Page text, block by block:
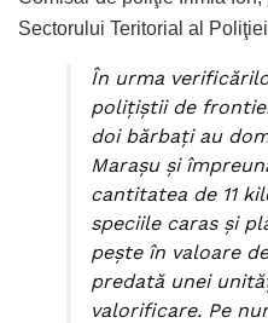
Sectorului Teritorial al
În urma
poliţiştii de
doi bărbaţi au
Maraşu şi
cantitatea de 11
speciile caras şi
peşte în valoare
predată unei
valorificare. Pe